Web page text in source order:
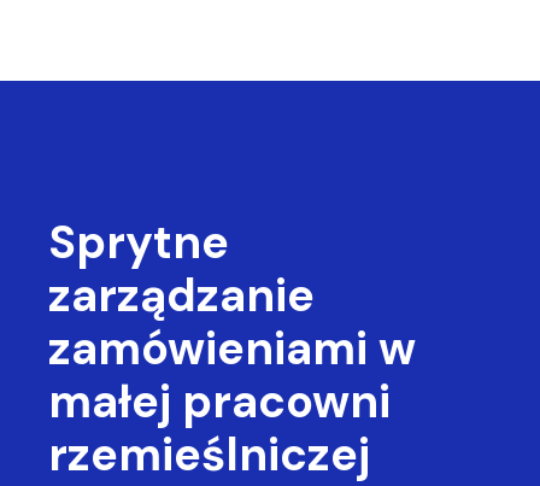
Sprytne
zarządzanie
zamówieniami w
małej pracowni
rzemieślniczej